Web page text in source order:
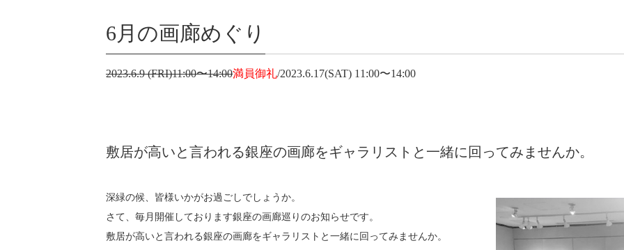
6月の画廊めぐり
2023.6.9 (FRI)11:00〜14:00満員御礼/2023.6.17(SAT) 11:00〜14:00
敷居が高いと言われる銀座の画廊をギャラリストと一緒に回ってみませんか。
深緑の候、皆様いかがお過ごしでしょうか。
さて、毎月開催しております銀座の画廊巡りのお知らせです。
敷居が高いと言われる銀座の画廊をギャラリストと一緒に回ってみませんか。